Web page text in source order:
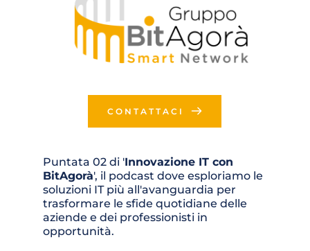
CONTATTACI
Puntata 02 di 'Innovazione IT con
BitAgorà', il podcast dove esploriamo le
soluzioni IT più all'avanguardia per
trasformare le sfide quotidiane delle
aziende e dei professionisti in
opportunità.